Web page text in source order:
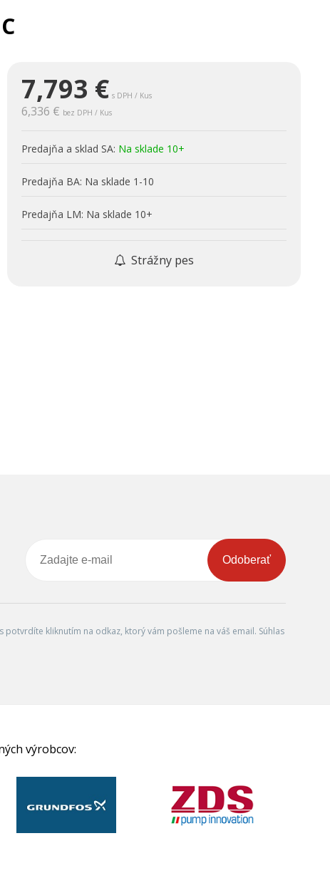
7,793 € s DPH / Kus
6,336 € bez DPH / Kus
Predajňa a sklad SA: Na sklade 10+
Predajňa BA: Na sklade 1-10
Predajňa LM: Na sklade 10+
Strážny pes
Odoberať
kliknutím na odkaz, ktorý vám pošleme na váš email. Súhlas
výrobcov: